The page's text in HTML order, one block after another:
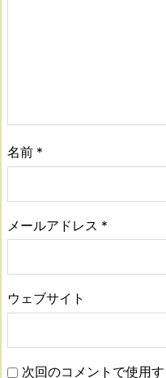
名前 *
メールアドレス *
ウェブサイト
次回のコメントで使用